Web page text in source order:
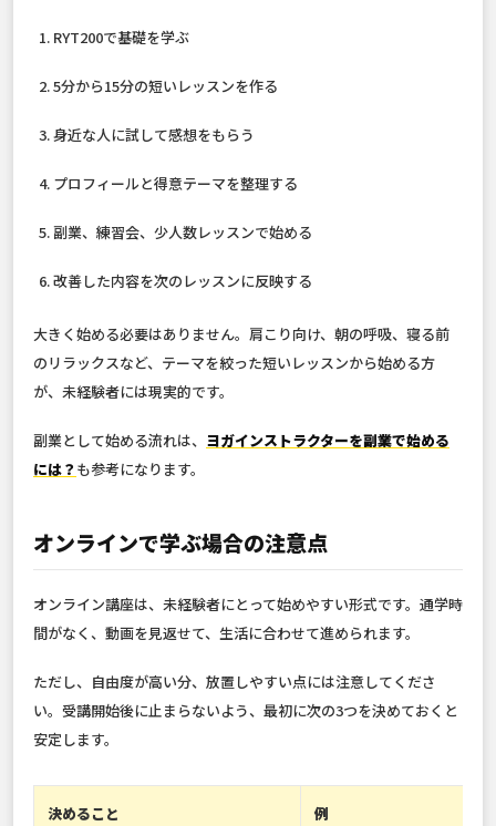
RYT200で基礎を学ぶ
5分から15分の短いレッスンを作る
身近な人に試して感想をもらう
プロフィールと得意テーマを整理する
副業、練習会、少人数レッスンで始める
改善した内容を次のレッスンに反映する
大きく始める必要はありません。肩こり向け、朝の呼吸、寝る前
のリラックスなど、テーマを絞った短いレッスンから始める方
が、未経験者には現実的です。
副業として始める流れは、 ヨガインストラクターを副業で始める
には？ も参考になります。
オンラインで学ぶ場合の注意点
オンライン講座は、未経験者にとって始めやすい形式です。通学時
間がなく、動画を見返せて、生活に合わせて進められます。
ただし、自由度が高い分、放置しやすい点には注意してくださ
い。受講開始後に止まらないよう、最初に次の3つを決めておくと
安定します。
決めること 例